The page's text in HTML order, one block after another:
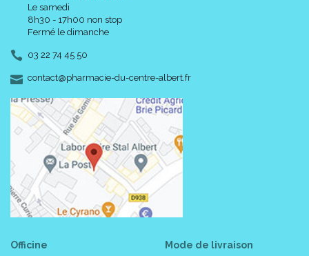
Le samedi
8h30 - 17h00 non stop
Fermé le dimanche
03 22 74 45 50
contact-
@-
pharmacie-du-centre-albert.fr
Officine Mode de livraison